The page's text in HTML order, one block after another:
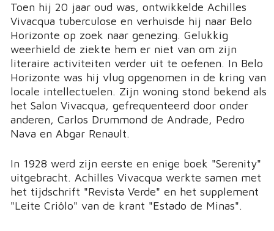
Toen hij 20 jaar oud was, ontwikkelde Achilles
Vivacqua tuberculose en verhuisde hij naar Belo
Horizonte op zoek naar genezing. Gelukkig
weerhield de ziekte hem er niet van om zijn
literaire activiteiten verder uit te oefenen. In Belo
Horizonte was hij vlug opgenomen in de kring van
locale intellectuelen. Zijn woning stond bekend als
het Salon Vivacqua, gefrequenteerd door onder
anderen, Carlos Drummond de Andrade, Pedro
Nava en Abgar Renault.
In 1928 werd zijn eerste en enige boek "Serenity"
uitgebracht. Achilles Vivacqua werkte samen met
het tijdschrift "Revista Verde" en het supplement
"Leite Criôlo" van de krant "Estado de Minas".